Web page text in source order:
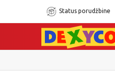
Status porudžbine